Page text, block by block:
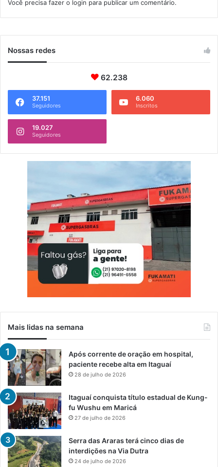
i
Você precisa fazer o login para publicar um comentário.
Nossas redes
62.238
37.151
Seguidores
6.060
Inscritos
19.027
Seguidores
Mais lidas na semana
Após corrente de oração em hospital,
paciente recebe alta em Itaguaí
28 de julho de 2026
Itaguaí conquista título estadual de Kung-
fu Wushu em Maricá
27 de julho de 2026
Serra das Araras terá cinco dias de
interdições na Via Dutra
24 de julho de 2026